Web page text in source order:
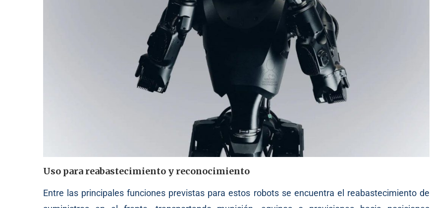
Uso para reabastecimiento y reconocimiento
Entre las principales funciones previstas para estos robots se encuentra el reabastecimiento de